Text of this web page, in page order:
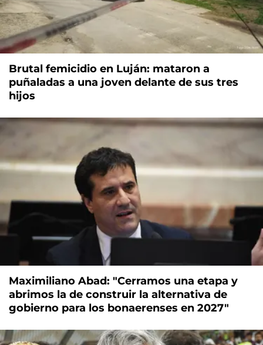
Brutal femicidio en Luján: mataron a
puñaladas a una joven delante de sus tres
hijos
Maximiliano Abad: "Cerramos una etapa y
abrimos la de construir la alternativa de
gobierno para los bonaerenses en 2027"